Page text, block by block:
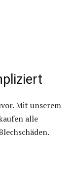
Mit unserem
alle